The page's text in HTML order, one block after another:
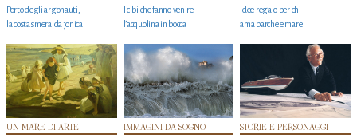
Porto degli argonauti,
la costa smeralda jonica
I cibi che fanno venire
l’acquolina in bocca
Idee regalo per chi
ama barche e mare
UN MARE DI ARTE IMMAGINI DA SOGNO STORIE E PERSONAGGI